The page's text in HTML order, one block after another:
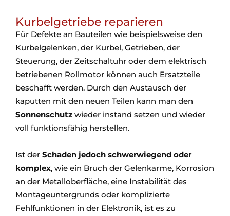
Kurbelgetriebe reparieren
Für Defekte an Bauteilen wie beispielsweise den
Kurbelgelenken, der Kurbel, Getrieben, der
Steuerung, der Zeitschaltuhr oder dem elektrisch
betriebenen Rollmotor können auch Ersatzteile
beschafft werden. Durch den Austausch der
kaputten mit den neuen Teilen kann man den
Sonnenschutz wieder instand setzen und wieder
voll funktionsfähig herstellen.
Ist der Schaden jedoch schwerwiegend oder
komplex, wie ein Bruch der Gelenkarme, Korrosion
an der Metalloberfläche, eine Instabilität des
Montageuntergrunds oder komplizierte
Fehlfunktionen in der Elektronik, ist es zu